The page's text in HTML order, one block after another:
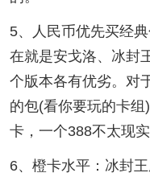
5、人民币优先买经
在就是安戈洛、冰封
个版本各有优劣。对
的包(看你要玩的卡
卡，一个388不太现实
6、橙卡水平：冰封